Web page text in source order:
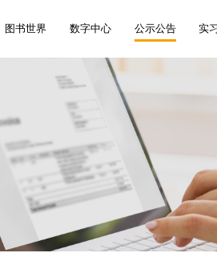
图书世界 数字中心 公示公告 实